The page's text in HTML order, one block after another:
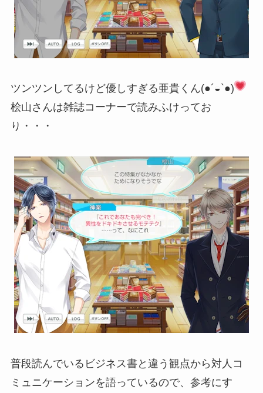
ツンツンしてるけど優しすぎる亜貴くん(●´◒`●)
桧山さんは雑誌コーナーで読みふけってお
り・・・
普段読んでいるビジネス書と違う観点から対人コ
ミュニケーションを語っているので、参考にす